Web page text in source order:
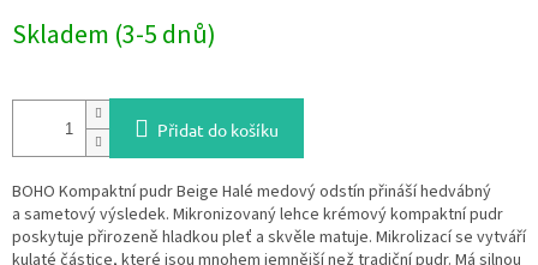
cena:
Skladem (3-5 dnů)
Přidat do košíku
BOHO Kompaktní pudr Beige Halé medový odstín přináší hedvábný
a sametový výsledek. Mikronizovaný lehce krémový kompaktní pudr
poskytuje přirozeně hladkou pleť a skvěle matuje. Mikrolizací se vytváří